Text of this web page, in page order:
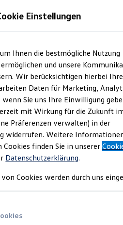
und Gebrauchtwagen
Einstellungen
Ihnen die bestmögliche Nutzung
und unsere
Wir berücksichtigen hierbei Ihre
Daten für Marketing,
wenn Sie uns Ihre Einwilligung
mit Wirkung für die Zukunft
Präferenzen verwalten) in der
widerrufen. Weitere
Cookies finden Sie in unserer
Datenschutzerklärung.
Cookies werden durch uns